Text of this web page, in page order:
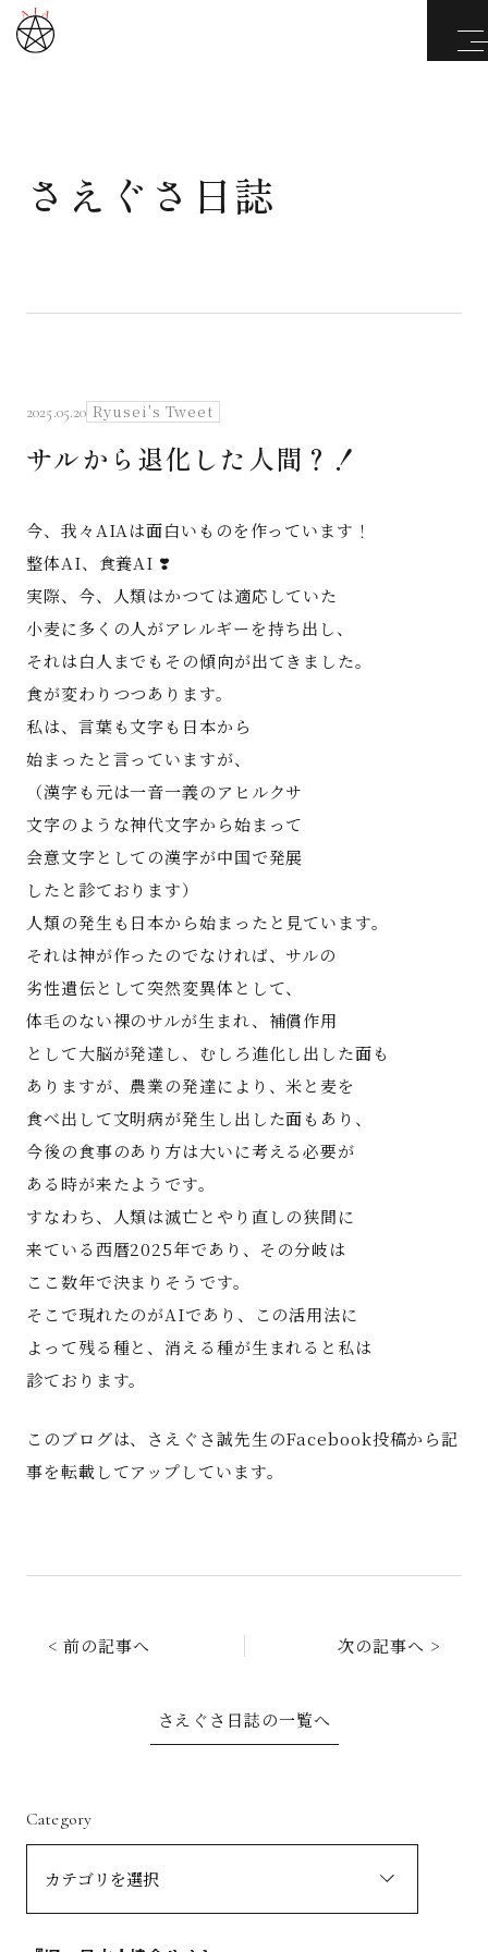
武道と医道
さえぐさ日誌
映像庫
著書
Godo AIAとは
お知らせ
特定商取引法に基づく表記
さえぐさ日誌
2025.05.20 Ryusei's Tweet
サルから退化した人間？！
今、我々AIAは面白いものを作っています！
整体AI、食養AI ❣️
実際、今、人類はかつては適応していた
小麦に多くの人がアレルギーを持ち出し、
それは白人までもその傾向が出てきました。
食が変わりつつあります。
私は、言葉も文字も日本から
始まったと言っていますが、
（漢字も元は一音一義のアヒルクサ
文字のような神代文字から始まって
会意文字としての漢字が中国で発展
したと診ております）
人類の発生も日本から始まったと見ています。
それは神が作ったのでなければ、サルの
劣性遺伝として突然変異体として、
体毛のない裸のサルが生まれ、補償作用
として大脳が発達し、むしろ進化し出した面も
ありますが、農業の発達により、米と麦を
食べ出して文明病が発生し出した面もあり、
今後の食事のあり方は大いに考える必要が
ある時が来たようです。
すなわち、人類は滅亡とやり直しの狭間に
来ている西暦2025年であり、その分岐は
ここ数年で決まりそうです。
そこで現れたのがAIであり、この活用法に
よって残る種と、消える種が生まれると私は
診ております。
このブログは、さえぐさ誠先生のFacebook投稿から記
事を転載してアップしています。
< 前の記事へ 次の記事へ >
さえぐさ日誌の一覧へ
Category